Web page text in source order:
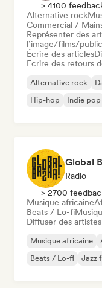
> 4100
Alternative rock
Commercial /
Représenter des
l’image/films/
Écrire des articles
Ecrire des retours
Alternative rock
Hip-hop
Indie pop
Global
Radio
> 2700
Musique africaine
Beats / Lo-fi
Diffuser des
Musique africaine
Beats / Lo-fi
Jazz